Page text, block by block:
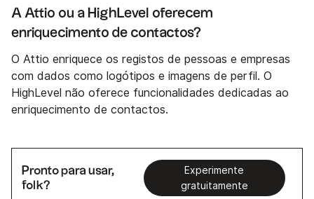
A Attio ou a HighLevel oferecem
enriquecimento de contactos?
O Attio enriquece os registos de pessoas e empresas
com dados como logótipos e imagens de perfil. O
HighLevel não oferece funcionalidades dedicadas ao
enriquecimento de contactos.
Pronto para usar,
folk?
Experimente
gratuitamente